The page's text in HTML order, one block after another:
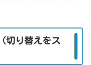
切り替えをス